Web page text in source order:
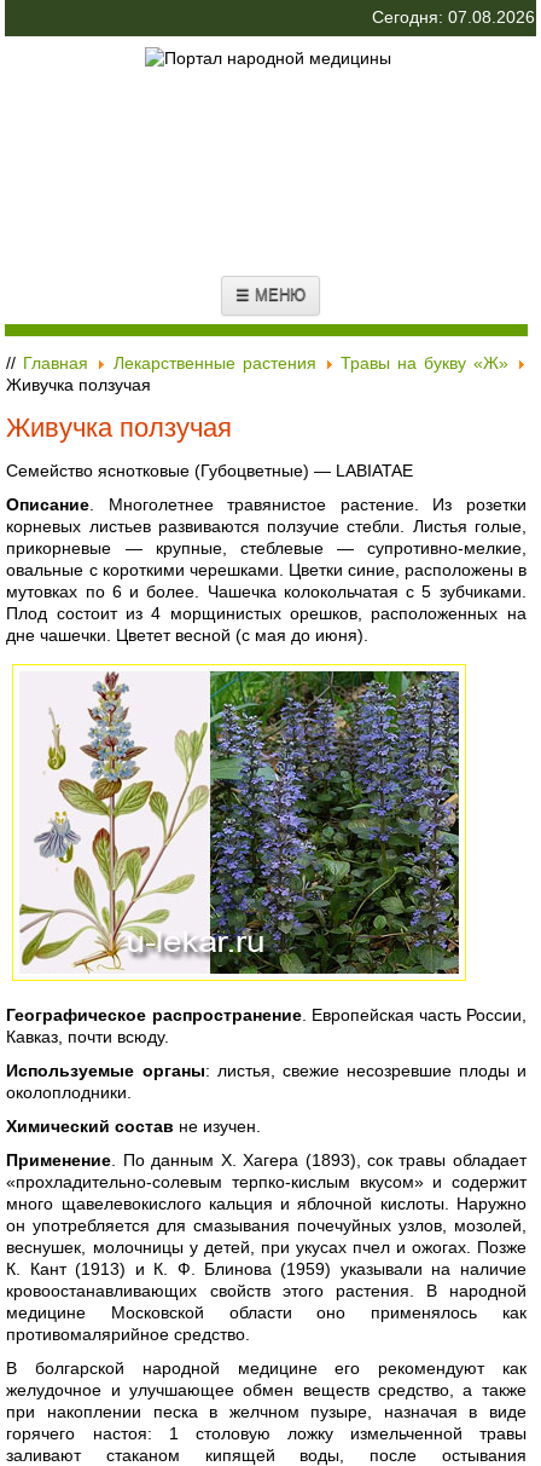
Сегодня: 07.08.2026
☰ МЕНЮ
// Главная Лекарственные растения
Травы на букву «Ж»
Живучка ползучая
Живучка ползучая
Семейство яснотковые (Губоцветные) — LABIATAE
Описание . Многолетнее травянистое растение. Из розетки
корневых листьев развиваются ползучие стебли. Листья голые,
прикорневые — крупные, стеблевые — супротивно-мелкие,
овальные с короткими черешками. Цветки синие, расположены в
мутовках по 6 и более. Чашечка колокольчатая с 5 зубчиками.
Плод состоит из 4 морщинистых орешков, расположенных на
дне чашечки. Цветет весной (с мая до июня).
Географическое распространение. Европейская часть России,
Кавказ, почти всюду.
Используемые органы: листья, свежие несозревшие плоды и
околоплодники.
Химический состав не изучен.
Применение . По данным X. Хагера (1893), сок травы обладает
«прохладительно-солевым терпко-кислым вкусом» и содержит
много щавелевокислого кальция и яблочной кислоты. Наружно
он употребляется для смазывания почечуйных узлов, мозолей,
веснушек, молочницы у детей, при укусах пчел и ожогах. Позже
К. Кант (1913) и К. Ф. Блинова (1959) указывали на наличие
кровоостанавливающих свойств этого растения. В народной
медицине Московской области оно применялось как
противомалярийное средство.
В болгарской народной медицине его рекомендуют как
желудочное и улучшающее обмен веществ средство, а также
при накоплении песка в желчном пузыре, назначая в виде
горячего настоя: 1 столовую ложку измельченной травы
заливают стаканом кипящей воды, после остывания